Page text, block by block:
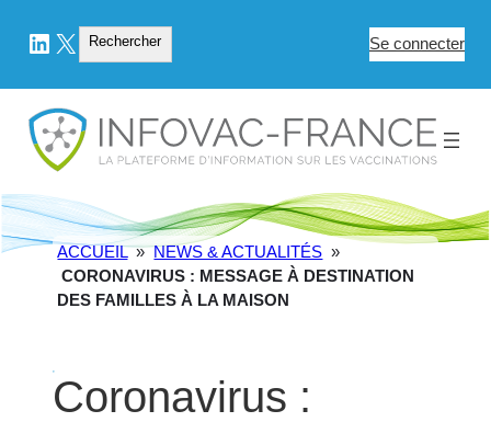
LinkedIn
X Rechercher
Rechercher Se connecter
ACCUEIL » NEWS & ACTUALITÉS »
CORONAVIRUS : MESSAGE À DESTINATION
DES FAMILLES À LA MAISON
Coronavirus :